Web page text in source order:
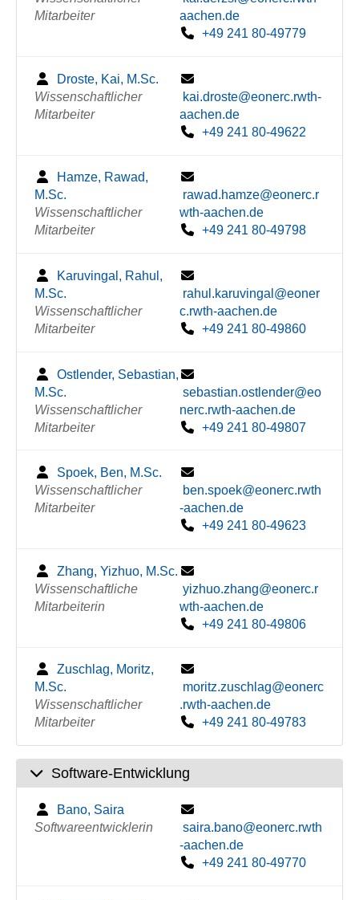
Mitarbeiter
aachen.de
+49 241 80-49779
Droste, Kai, M.Sc.
Wissenschaftlicher
Mitarbeiter
kai.droste@eonerc.rwth-
aachen.de
+49 241 80-49622
Hamze, Rawad,
M.Sc.
Wissenschaftlicher
Mitarbeiter
rawad.hamze@eonerc.r
wth-aachen.de
+49 241 80-49798
Karuvingal, Rahul,
M.Sc.
Wissenschaftlicher
Mitarbeiter
rahul.karuvingal@eoner
c.rwth-aachen.de
+49 241 80-49860
Ostlender, Sebastian,
M.Sc.
Wissenschaftlicher
Mitarbeiter
sebastian.ostlender@eo
nerc.rwth-aachen.de
+49 241 80-49807
Spoek, Ben, M.Sc.
Wissenschaftlicher
Mitarbeiter
ben.spoek@eonerc.rwth
-aachen.de
+49 241 80-49623
Zhang, Yizhuo, M.Sc.
Wissenschaftliche
Mitarbeiterin
yizhuo.zhang@eonerc.r
wth-aachen.de
+49 241 80-49806
Zuschlag, Moritz,
M.Sc.
Wissenschaftlicher
Mitarbeiter
moritz.zuschlag@eonerc
.rwth-aachen.de
+49 241 80-49783
Software-Entwicklung
Bano, Saira
Softwareentwicklerin
saira.bano@eonerc.rwth
-aachen.de
+49 241 80-49770